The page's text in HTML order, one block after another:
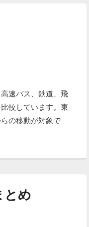
速バス、鉄道、飛
較しています。東
の移動が対象で
とめ